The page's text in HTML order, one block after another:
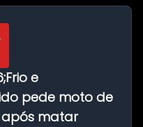
e
pede moto de
matar